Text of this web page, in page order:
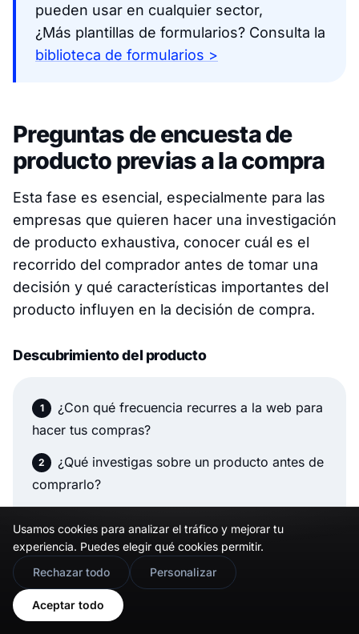
pueden usar en cualquier sector,
¿Más plantillas de formularios? Consulta la
biblioteca de formularios >
Preguntas de encuesta de
producto previas a la compra
Esta fase es esencial, especialmente para las
empresas que quieren hacer una investigación
de producto exhaustiva, conocer cuál es el
recorrido del comprador antes de tomar una
decisión y qué características importantes del
producto influyen en la decisión de compra.
Descubrimiento del producto
¿Con qué frecuencia recurres a la web para
hacer tus compras?
¿Qué investigas sobre un producto antes de
comprarlo?
¿Qué te desanima de comprar un producto
en línea?
¿Qué te atrajo originalmente a nuestro sitio
de comercio electrónico?
Usamos cookies para analizar el tráfico y mejorar tu
experiencia. Puedes elegir qué cookies permitir.
Rechazar todo
Personalizar
Aceptar todo
🇬🇧 Would you prefer this site in English?
View in English